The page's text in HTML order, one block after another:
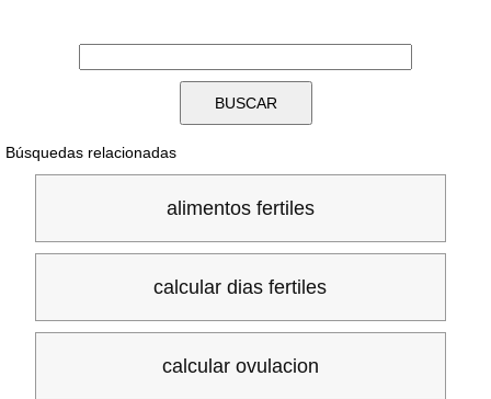
Búsquedas relacionadas
alimentos fertiles
calcular dias fertiles
calcular ovulacion